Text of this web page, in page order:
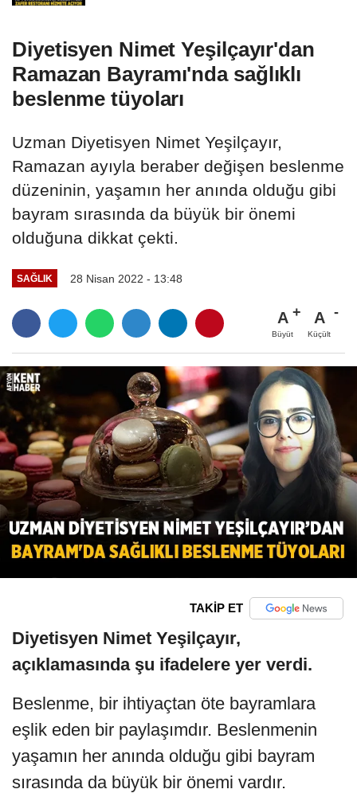
Diyetisyen Nimet Yeşilçayır'dan
Ramazan Bayramı'nda sağlıklı
beslenme tüyoları
Uzman Diyetisyen Nimet Yeşilçayır,
Ramazan ayıyla beraber değişen beslenme
düzeninin, yaşamın her anında olduğu gibi
bayram sırasında da büyük bir önemi
olduğuna dikkat çekti.
SAĞLIK 28 Nisan 2022 - 13:48
A
Büyüt
A
Küçült
TAKİP ET
Diyetisyen Nimet Yeşilçayır,
açıklamasında şu ifadelere yer verdi.
Beslenme, bir ihtiyaçtan öte bayramlara
eşlik eden bir paylaşımdır. Beslenmenin
yaşamın her anında olduğu gibi bayram
sırasında da büyük bir önemi vardır.